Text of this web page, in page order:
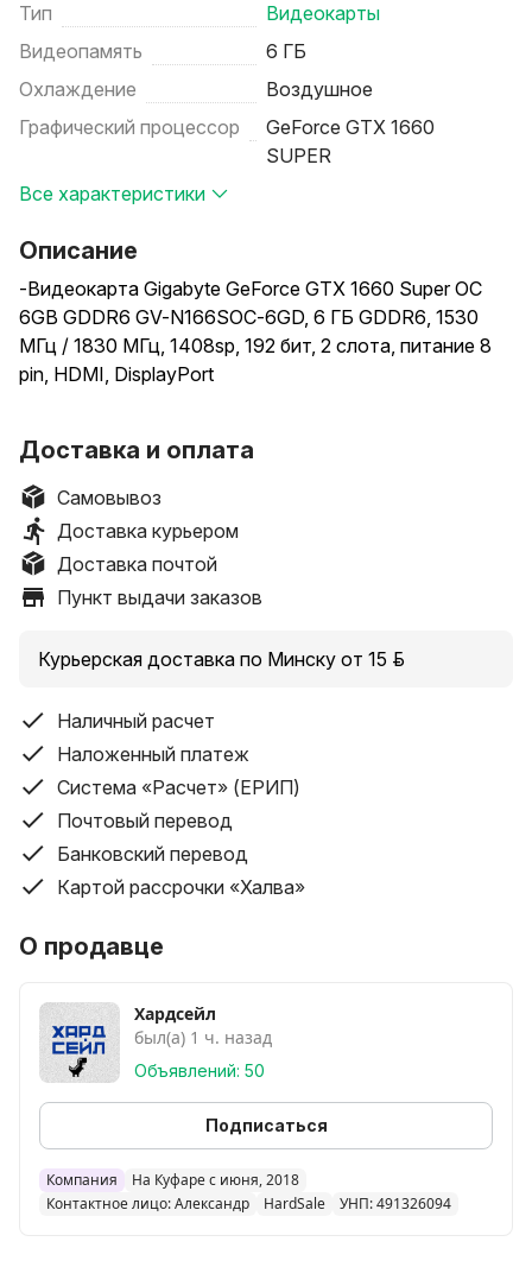
Тип
Видеокарты
Видеопамять
6 ГБ
Охлаждение
Воздушное
Графический процессор
GeForce GTX 1660
SUPER
Все характеристики
Описание
-Видеокарта Gigabyte GeForce GTX 1660 Super OC
6GB GDDR6 GV-N166SOC-6GD, 6 ГБ GDDR6, 1530
МГц / 1830 МГц, 1408sp, 192 бит, 2 слота, питание 8
pin, HDMI, DisplayPort
6GB GDDR6 NE6166SS18J9-1160A, 1530 МГц / 1830
МГц, 1408sp, 192 бит, 2 слота, питание 8 pin, HDMI,
DisplayPort, DVI
- Видеокарта MSI GeForce GTX 1660 Super Ventus XS
OCV1 6GB GDDR6, 1530 МГц / 1815 МГц, 1408sp, 192
Доставка и оплата
Самовывоз
Доставка курьером
Доставка почтой
Пункт выдачи заказов
Курьерская доставка по Минску от 15 руб.
Наличный расчет
Наложенный платеж
Система «Расчет» (ЕРИП)
Почтовый перевод
Банковский перевод
Картой рассрочки «Халва»
О продавце
Хардсейл
был(а) 1 ч. назад
Объявлений: 50
Подписаться
Компания
На Куфаре с июня, 2018
Контактное лицо: Александр
HardSale УНП: 491326094